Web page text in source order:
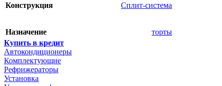
Конструкция Сплит-система
Назначение
торты
Купить в кредит
Автокондиционеры
Комплектующие
Рефрижераторы
Установка